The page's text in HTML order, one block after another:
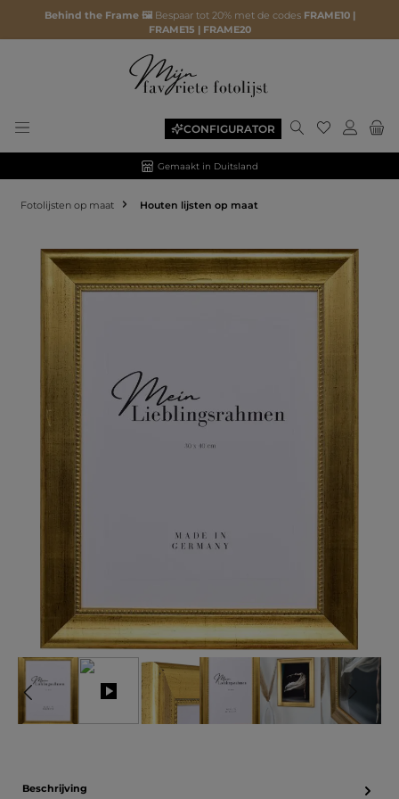
Behind the Frame 🖼️ Bespaar tot 20% met de codes FRAME10 |
FRAME15 | FRAME20
CONFIGURATOR
Gemaakt in Duitsland
Fotolijsten op maat Houten lijsten op maat
Afbeeldingengalerij overslaan
Beschrijving